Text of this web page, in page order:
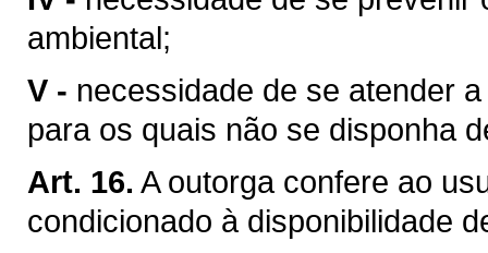
ambiental;
V - necessidade de se atender
para os quais não se disponha
Art. 16. A outorga confere ao
condicionado à disponibilidade